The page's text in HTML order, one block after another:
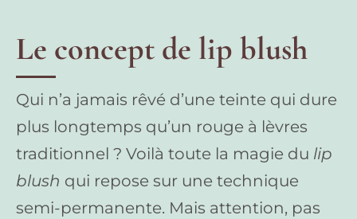
Le concept de lip blush
Qui n’a jamais rêvé d’une teinte qui dure
plus longtemps qu’un rouge à lèvres
traditionnel ? Voilà toute la magie du lip
blush qui repose sur une technique
semi-permanente. Mais attention, pas